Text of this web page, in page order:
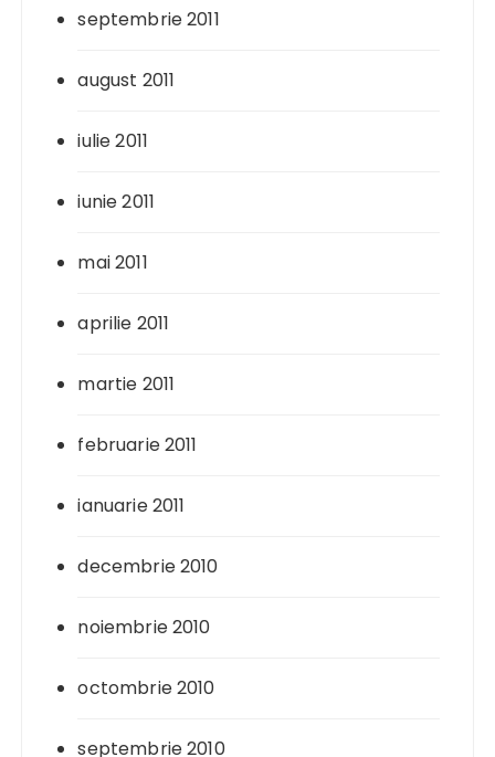
septembrie 2011
august 2011
iulie 2011
iunie 2011
mai 2011
aprilie 2011
martie 2011
februarie 2011
ianuarie 2011
decembrie 2010
noiembrie 2010
octombrie 2010
septembrie 2010